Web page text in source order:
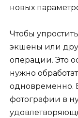
новых
Чтобы
экшены или
операции. Это
нужно
одновременно.
фотографии в